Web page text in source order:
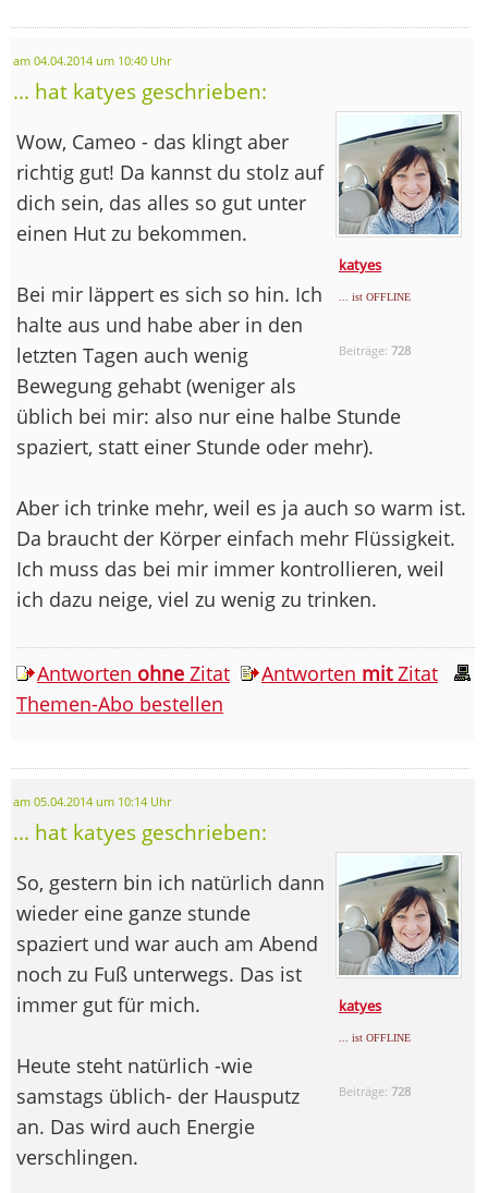
am 04.04.2014 um 10:40 Uhr
... hat katyes geschrieben:
katyes
... ist OFFLINE
Beiträge:728
Wow, Cameo - das klingt aber
richtig gut! Da kannst du stolz auf
dich sein, das alles so gut unter
einen Hut zu bekommen.
Bei mir läppert es sich so hin. Ich
halte aus und habe aber in den
letzten Tagen auch wenig
Bewegung gehabt (weniger als
üblich bei mir: also nur eine halbe Stunde
spaziert, statt einer Stunde oder mehr).
Aber ich trinke mehr, weil es ja auch so warm ist.
Da braucht der Körper einfach mehr Flüssigkeit.
Ich muss das bei mir immer kontrollieren, weil
ich dazu neige, viel zu wenig zu trinken.
Antworten ohne Zitat Antworten mitZitat
Themen-Abo bestellen
am 05.04.2014 um 10:14 Uhr
... hat katyes geschrieben:
katyes
... ist OFFLINE
Beiträge:728
So, gestern bin ich natürlich dann
wieder eine ganze stunde
spaziert und war auch am Abend
noch zu Fuß unterwegs. Das ist
immer gut für mich.
Heute steht natürlich -wie
samstags üblich- der Hausputz
an. Das wird auch Energie
verschlingen.